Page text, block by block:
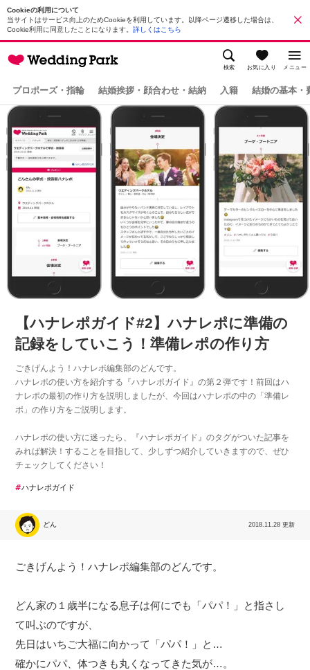
Cookieの利用について
当サイトはサービス向上のためCookieを利用しています。以降ページ遷移した場合は、
Cookie利用に同意したことになります。 詳しくはこちら
検索 お気に入り メニュー
プロポーズ・指輪 結婚挨拶・顔合わせ・結納 入籍 結婚の基本・
【ハナレポガイド#2】ハナレポに準備の
記録をしていこう！準備レポの作り方
ごきげんよう！ハナレポ編集部のどんです。
ハナレポの使い方を紹介する『ハナレポガイド』の第２弾です！前回はハ
ナレポの最初の作り方を説明しましたが、今回はハナレポの中の「準備レ
ポ」の作り方をご説明します。
ハナレポの使い方に迷ったら、『ハナレポガイド』のタグがついた記事を
みれば解決！することを目指して、少しずつ紹介していきますので、ぜひ
チェックしてください！
ハナレポガイド
どん 2018.11.28 更新
ごきげんよう！ハナレポ編集部のどんです。
どん家の１歳半になる息子は何にでも「パパ！」と指さし
て叫ぶのですが、
先日はいちご大福に向かって「パパ！」と…
確かにパパ、体つきも丸くなってきた気が…。